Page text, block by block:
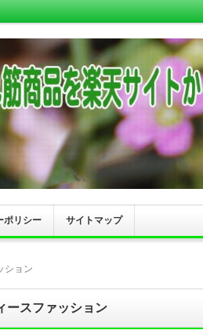
ポリシー サイトマップ
ション
ースファッション